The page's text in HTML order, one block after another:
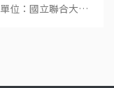
位：國立聯合大學